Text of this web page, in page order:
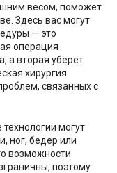
весом, поможет
Здесь вас могут
— это
операция
а вторая уберет
хирургия
связанных с
могут
ног, бедер или
возможности
поэтому